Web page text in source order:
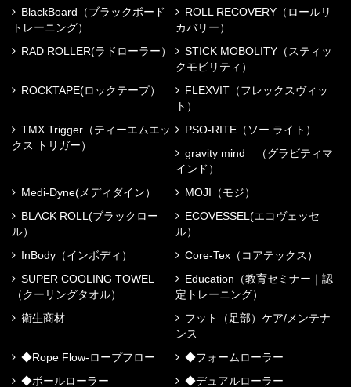
BlackBoard（ブラックボード
トレーニング）
ROLL RECOVERY（ロールリ
カバリー）
RAD ROLLER(ラドローラー）
STICK MOBOLITY（スティッ
クモビリティ）
ROCKTAPE(ロックテープ）
FLEXVIT（フレックスヴィッ
ト）
TMX Trigger（ティーエムエッ
クス トリガー）
PSO-RITE（ソー ライト）
gravity mind （グラビティマ
インド）
Medi-Dyne(メディダイン）
MOJI（モジ）
BLACK ROLL(ブラックロー
ル）
ECOVESSEL(エコヴェッセ
ル）
InBody（インボディ）
Core-Tex（コアテックス）
SUPER COOLING TOWEL
（クーリングタオル）
Education（教育セミナー｜認
定トレーニング）
衛生商材
フット（足部）ケア/メンテナ
ンス
◆Rope Flow-ロープフロー
◆フォームローラー
◆ボールローラー
◆デュアルローラー